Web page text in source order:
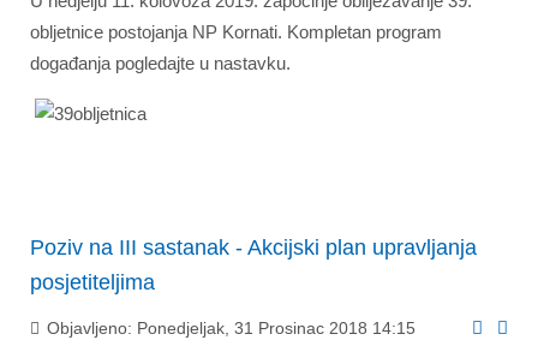
obljetnice postojanja NP Kornati. Kompletan program
događanja pogledajte u nastavku.
Poziv na III sastanak - Akcijski plan upravljanja
posjetiteljima
Objavljeno: Ponedjeljak, 31 Prosinac 2018 14:15